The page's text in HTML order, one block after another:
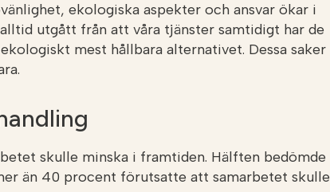
ekologiska aspekter och ansvar ökar i
utgått från att våra tjänster samtidigt har de
mest hållbara alternativet. Dessa saker
skulle minska i framtiden. Hälften bedömde
än 40 procent förutsatte att samarbetet skulle